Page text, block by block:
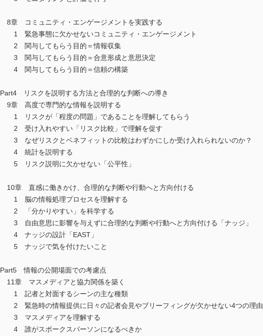
8章 コミュニティ・エンゲージメントを実践する
1 緊急事態に欠かせないコミュニティ・エンゲージメント
2 関与してもらう目的＝情報収集
3 関与してもらう目的＝合意形成と意思決定
4 関与してもらう目的＝信頼の構築
Part4 リスクを説明する方法と合理的な判断への導き
9章 高度で専門的な情報を説明する
1 リスクが「程度の問題」であることを理解してもらう
2 受け入れやすい「リスク比較」で理解を促す
3 なぜリスクとベネフィットの比較はわずかにしか受け入れられないのか？
4 統計を説明する
5 リスク説明に欠かせない「公平性」
10章 直感に働きかけ、合理的な判断や行動へと方向付ける
1 脳の情報処理プロセスを理解する
2 「分かりやすい」を科学する
3 自由意思に影響を与えずに合理的な判断や行動へと方向付ける「ナッジ」
4 ナッジの設計「EAST」
5 ナッジで気を付けたいこと
Part5 情報の公開場面での考慮点
11章 マスメディアと協力関係を築く
1 記者と対面するシーンの主な種類
2 緊急時の情報提供に日々の記者会見やブリーフィングが欠かせない4つの理由
3 マスメディアを理解する
4 誰がスポークスパーソンになるべきか